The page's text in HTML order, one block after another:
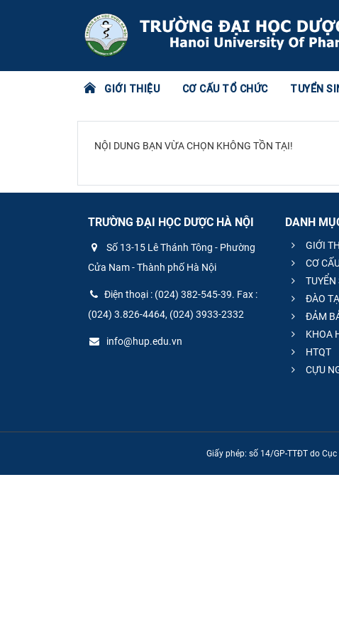
GIỚI THIỆU CƠ CẤU TỔ CHỨC TUYỂN
NỘI DUNG BẠN VỪA CHỌN KHÔNG TỒN TẠI!
TRƯỜNG ĐẠI HỌC DƯỢC HÀ NỘI
Số 13-15 Lê Thánh Tông - Phường
Cửa Nam - Thành phố Hà Nội
Điện thoại : (024) 382-545-39. Fax :
(024) 3.826-4464, (024) 3933-2332
info@hup.edu.vn
DANH
GIỚI
CƠ
TUYỂN
ĐÀO
ĐẢM
KHOA
HTQT
CỰU
Giấy phép: số 14/GP-TTĐT do